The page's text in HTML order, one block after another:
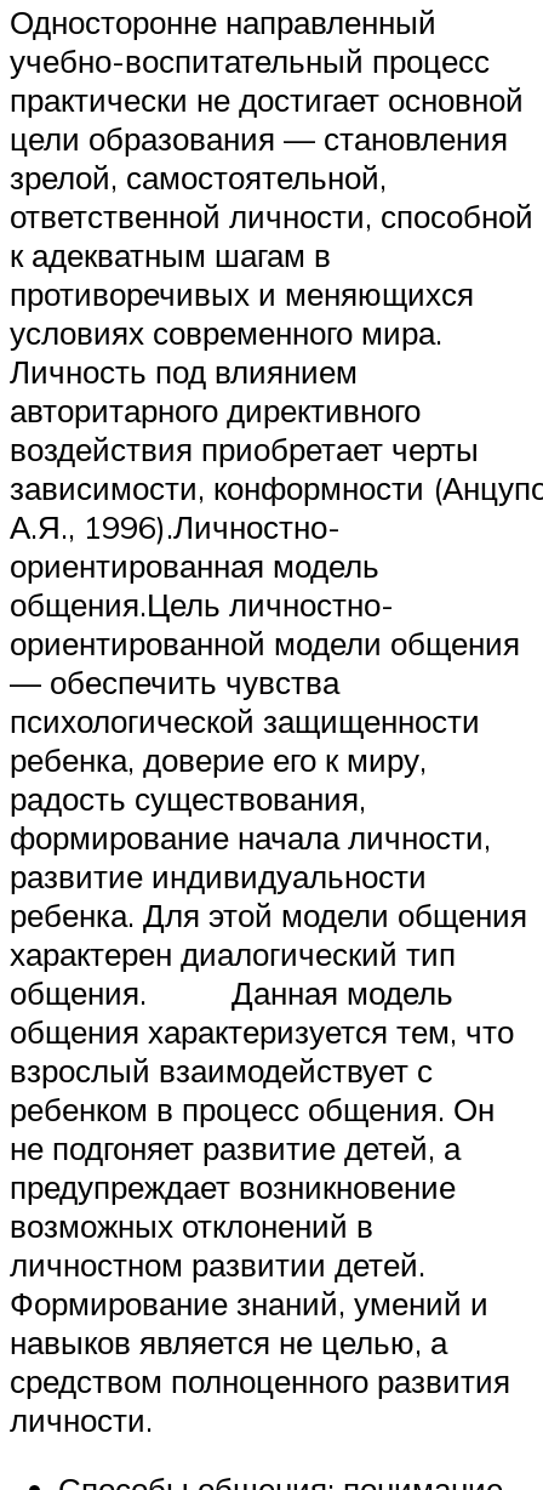
Односторонне направленный
учебно-воспитательный процесс
практически не достигает основной
цели образования — становления
зрелой, самостоятельной,
ответственной личности, способной
к адекватным шагам в
противоречивых и меняющихся
условиях современного мира.
Личность под влиянием
авторитарного директивного
воздействия приобретает черты
зависимости, конформности
А.Я., 1996).Личностно-
ориентированная модель
общения.Цель личностно-
ориентированной модели общения
— обеспечить чувства
психологической защищенности
ребенка, доверие его к миру,
радость существования,
формирование начала личности,
развитие индивидуальности
ребенка. Для этой модели общения
характерен диалогический тип
общения. Данная модель
общения характеризуется тем, что
взрослый взаимодействует с
ребенком в процесс общения. Он
не подгоняет развитие детей, а
предупреждает возникновение
возможных отклонений в
личностном развитии детей.
Формирование знаний, умений и
навыков является не целью, а
средством полноценного развития
личности.